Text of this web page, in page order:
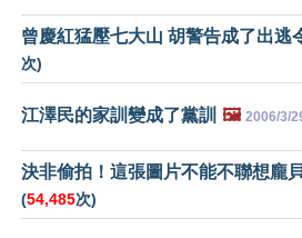
曾慶紅猛壓七大山 胡警告成了出逃
次)
江澤民的家訓變成了黨訓 🖼️ 2006/3/
決非偷拍！這張圖片不能不聯想龐
(54,485次)